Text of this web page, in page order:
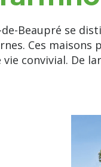
de-Beaupré se
Ces
vie convivial. De